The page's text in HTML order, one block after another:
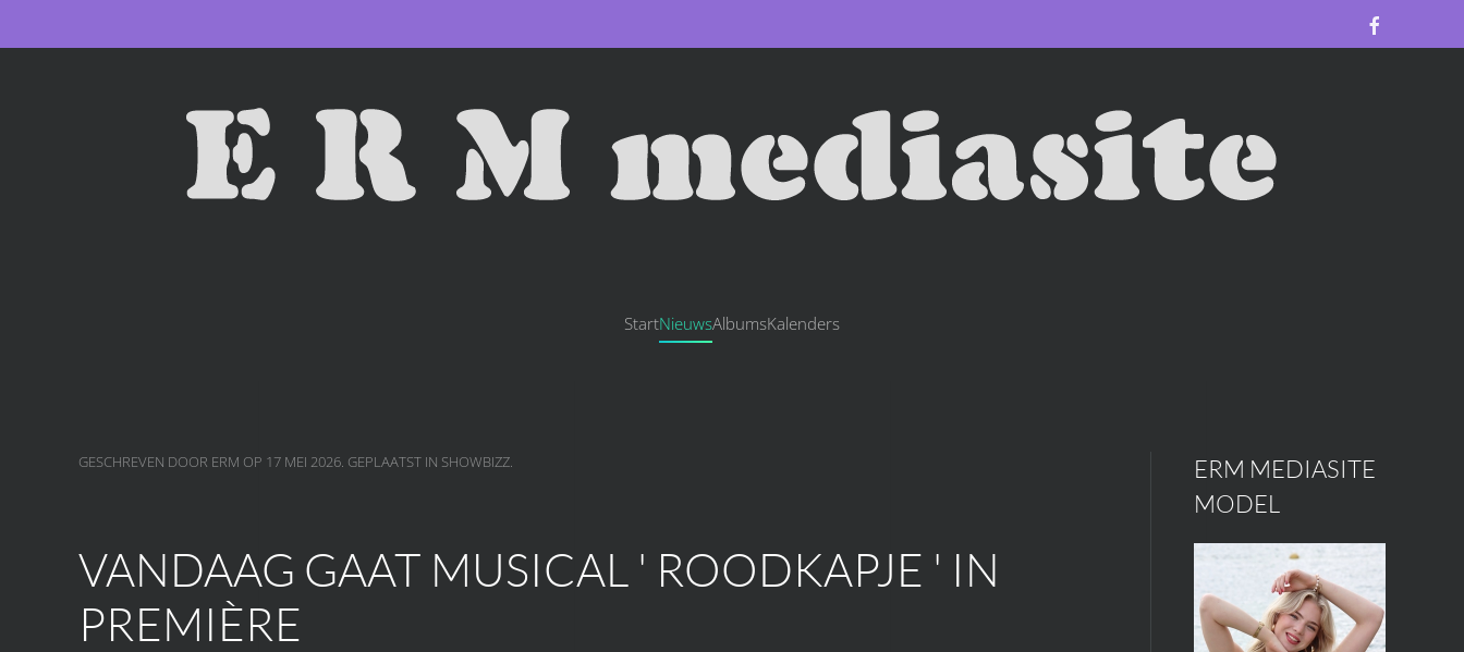
StartNieuwsAlbumsKalenders
GESCHREVEN DOOR ERM OP 17 MEI 2026. GEPLAATST IN SHOWBIZZ.
VANDAAG GAAT MUSICAL ' ROODKAPJE ' IN
PREMIÈRE
ERM MEDIASITE
MODEL